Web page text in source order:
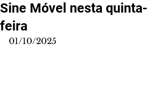
Sine Móvel nesta quinta-
feira
01/10/2025